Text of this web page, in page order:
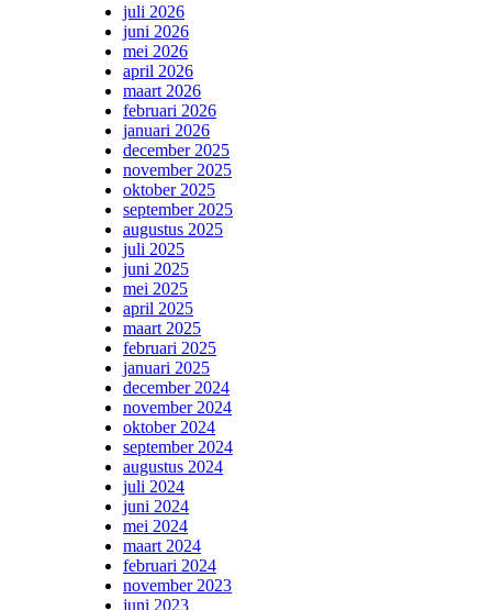
juli 2026
juni 2026
mei 2026
april 2026
maart 2026
februari 2026
januari 2026
december 2025
november 2025
oktober 2025
september 2025
augustus 2025
juli 2025
juni 2025
mei 2025
april 2025
maart 2025
februari 2025
januari 2025
december 2024
november 2024
oktober 2024
september 2024
augustus 2024
juli 2024
juni 2024
mei 2024
maart 2024
februari 2024
november 2023
juni 2023